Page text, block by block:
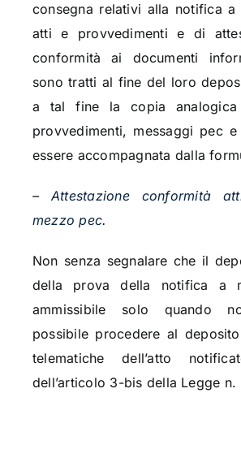
consegna relativi alla notifica
atti e provvedimenti e di
conformità ai documenti
sono tratti al fine del loro
a tal fine la copia
provvedimenti, messaggi pec
essere accompagnata dalla
–Attestazione conformità
mezzo pec.
Non senza segnalare che il
della prova della notifica a
ammissibile solo quando
possibile procedere al
telematiche dell’atto
dell’articolo 3-bis della Legge n.